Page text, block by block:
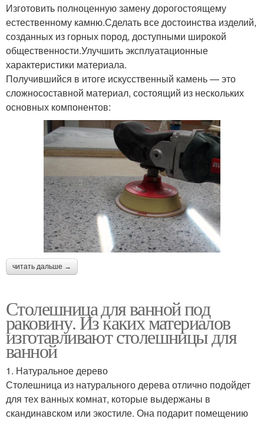
Изготовить полноценную замену дорогостоящему
естественному камню.Сделать все достоинства изделий,
созданных из горных пород, доступными широкой
общественности.Улучшить эксплуатационные
характеристики материала.
Получившийся в итоге искусственный камень — это
сложносоставной материал, состоящий из нескольких
основных компонентов:
читать дальше →
Столешница для ванной под
раковину. Из каких материалов
изготавливают столешницы для
ванной
1. Натуральное дерево
Столешница из натурального дерева отлично подойдет
для тех ванных комнат, которые выдержаны в
скандинавском или экостиле. Она подарит помещению